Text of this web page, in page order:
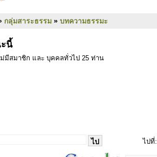
กลุ่มสาระธรรม » บทความธรรมะ
นี้
มีสมาชิก และ บุคคลทั่วไป 25 ท่าน
ไปที่: